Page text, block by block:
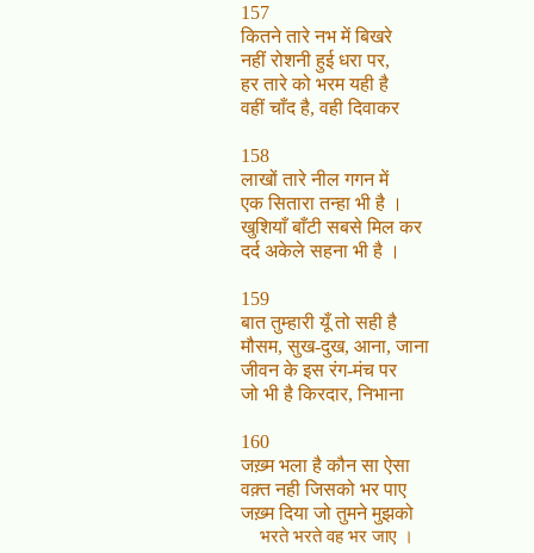
157
कितने तारे नभ में बिखरे
नहीं रोशनी हुई धरा पर,
हर तारे को भरम यही है
वहीं चाँद है, वही दिवाकर
158
लाखों तारे नील गगन में
एक सितारा तन्हा भी है ।
खुशियाँ बाँटी सबसे मिल कर
दर्द अकेले सहना भी है ।
159
बात तुम्हारी यूँ तो सही है
मौसम, सुख-दुख, आना, जाना
जीवन के इस रंग-मंच पर
जो भी है किरदार, निभाना
160
जख़्म भला है कौन सा ऐसा
वक़्त नही जिसको भर पाए
जख़्म दिया जो तुमने मुझको
भरते भरते वह भर जाए ।